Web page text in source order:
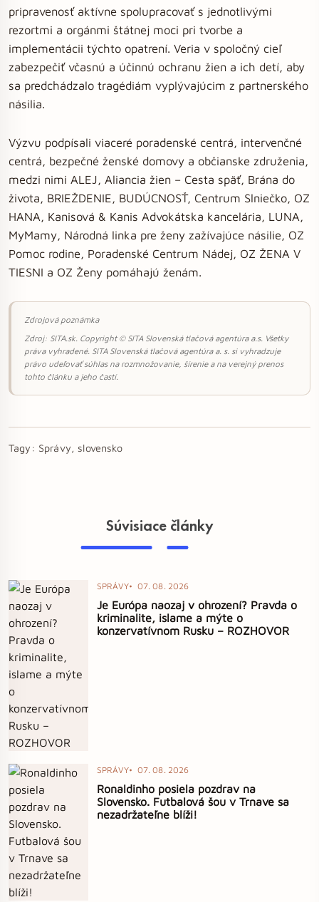
pripravenosť aktívne spolupracovať s jednotlivými
rezortmi a orgánmi štátnej moci pri tvorbe a
implementácii týchto opatrení. Veria v spoločný cieľ
zabezpečiť včasnú a účinnú ochranu žien a ich detí, aby
sa predchádzalo tragédiám vyplývajúcim z partnerského
násilia.
Výzvu podpísali viaceré poradenské centrá, intervenčné
centrá, bezpečné ženské domovy a občianske združenia,
medzi nimi ALEJ, Aliancia žien – Cesta späť, Brána do
života, BRIEŽDENIE, BUDÚCNOSŤ, Centrum Slniečko, OZ
HANA, Kanisová & Kanis Advokátska kancelária, LUNA,
MyMamy, Národná linka pre ženy zažívajúce násilie, OZ
Pomoc rodine, Poradenské Centrum Nádej, OZ ŽENA V
TIESNI a OZ Ženy pomáhajú ženám.
Zdrojová poznámka
Zdroj: SITA.sk. Copyright © SITA Slovenská tlačová agentúra a.s. Všetky
práva vyhradené. SITA Slovenská tlačová agentúra a. s. si vyhradzuje
právo udeľovať súhlas na rozmnožovanie, šírenie a na verejný prenos
tohto článku a jeho častí.
Tagy: Správy, slovensko
Súvisiace články
SPRÁVY 07. 08. 2026
Je Európa naozaj v ohrození? Pravda o
kriminalite, islame a mýte o
konzervatívnom Rusku – ROZHOVOR
SPRÁVY 07. 08. 2026
Ronaldinho posiela pozdrav na
Slovensko. Futbalová šou v Trnave sa
nezadržateľne blíži!